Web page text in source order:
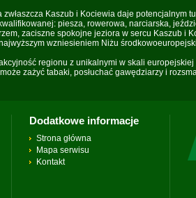
Kaszub i Kociewia daje
piesza, rowerowa, narciarska,
zaciszne spokojne jeziora w sercu Kaszub i
wzniesieniem Niżu
regionu z unikalnymi w skali
zażyć tabaki, posłuchać gawędziarzy i
Dodatkowe informacje
Strona główna
Mapa serwisu
Kontakt